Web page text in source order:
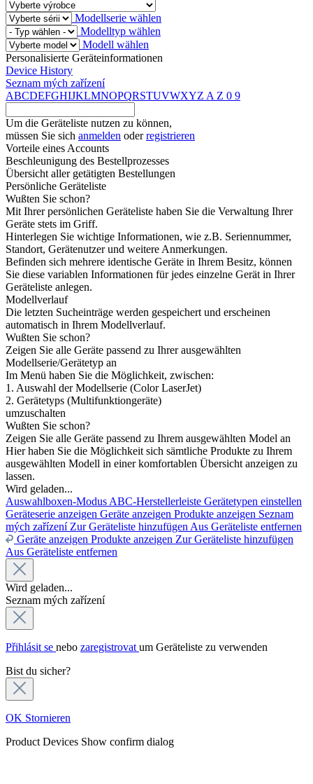
Modellserie wählen
Modelltyp wählen
Modell wählen
Personalisierte Geräteinformationen
Device History
Seznam mých zařízení
ABCDEFGHIJKLMNOPQRSTUVWXYZ A Z 0 9
Um die Geräteliste nutzen zu können,
müssen Sie sich anmelden oderregistrieren
Vorteile eines Accounts
Beschleunigung des Bestellprozesses
Übersicht aller getätigten Bestellungen
Persönliche Geräteliste
Wußten Sie schon?
Mit Ihrer persönlichen Geräteliste haben Sie die Verwaltung Ihrer
Geräte stets im Griff.
Hinterlegen Sie wichtige Informationen, wie z.B. Seriennummer,
Standort, Gerätenutzer und weitere Anmerkungen.
Befinden sich mehrere identische Geräte in Ihrem Besitz, können
Sie diese variablen Informationen für jedes einzelne Gerät in Ihrer
Geräteliste anlegen.
Modellverlauf
Die letzten Sucheinträge werden gespeichert und erscheinen
automatisch in Ihrem Modellverlauf.
Wußten Sie schon?
Zeigen Sie alle Geräte passend zu Ihrer ausgewählten
Modellserie/Gerätetyp an
Im Menü haben Sie die Möglichkeit, zwischen:
1. Auswahl der Modellserie (Color LaserJet)
2. Gerätetyps (Multifunktiongeräte)
umzuschalten
Wußten Sie schon?
Zeigen Sie alle Geräte passend zu Ihrem ausgewählten Model an
Hier haben Sie die Möglichkeit sich sämtliche Produkte zu Ihrem
ausgewählten Modell in einer komfortablen Übersicht anzeigen zu
lassen.
Wird geladen...
Auswahlboxen-Modus ABC-Herstellerleiste Gerätetypen einstellen
Geräteserie anzeigen Geräte anzeigen Produkte anzeigen Seznam
mých zařízení Zur Geräteliste hinzufügen Aus Geräteliste entfernen
Geräte anzeigen Produkte anzeigen Zur Geräteliste hinzufügen
Aus Geräteliste entfernen
Wird geladen...
Seznam mých zařízení
Přihlásit se nebo zaregistrovat um Geräteliste zu verwenden
Bist du sicher?
OK Stornieren
Product Devices Show confirm dialog